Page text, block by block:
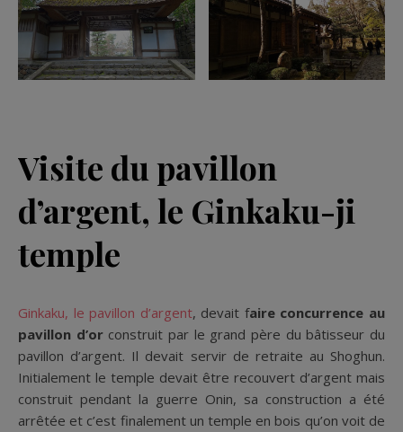
Visite du pavillon
d’argent, le Ginkaku-ji
temple
Ginkaku, le pavillon d’argent, devait faire concurrence au
pavillon d’or construit par le grand père du bâtisseur du
pavillon d’argent. Il devait servir de retraite au Shoghun.
Initialement le temple devait être recouvert d’argent mais
construit pendant la guerre Onin, sa construction a été
arrêtée et c’est finalement un temple en bois qu’on voit de